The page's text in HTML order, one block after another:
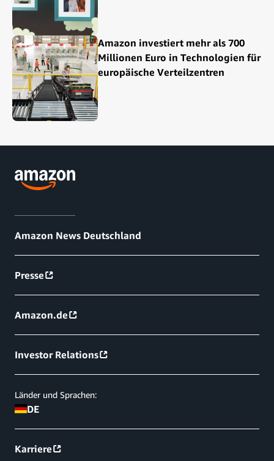
Amazon investiert mehr als 700
Millionen Euro in Technologien für
europäische Verteilzentren
Amazon News Deutschland
Presse
Amazon.de
Investor Relations
Länder und Sprachen:
DE
Karriere